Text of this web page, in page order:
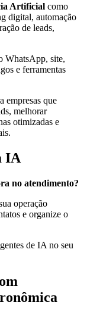
Artificial como
digital, automação
de leads,
WhatsApp, site,
e ferramentas
empresas que
melhorar
otimizadas e
IA
no atendimento?
operação
e organize o
de IA no seu